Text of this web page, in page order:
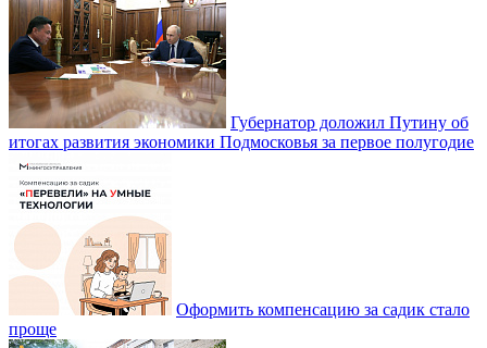
Губернатор доложил Путину об
итогах развития экономики Подмосковья за первое полугодие
Оформить компенсацию за садик стало
проще